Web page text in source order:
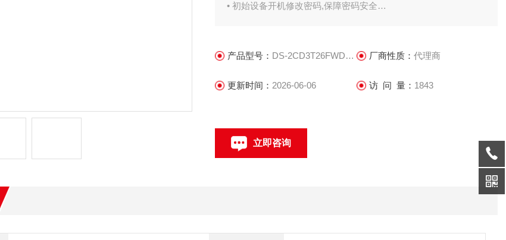
• 初始设备开机修改密码,保障密码安全
2CD2T46FWDA3-IS支持)
• 支持1路报警输出(-S型号支持)
产品型号： DS-2CD3T26FWDA3-IS 厂商性质： 代理商
更新时间： 2026-06-06 访 问 量： 1843
立即咨询